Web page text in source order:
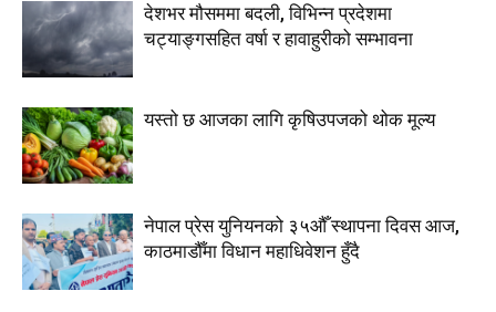
देशभर मौसममा बदली, विभिन्न प्रदेशमा
चट्याङ्गसहित वर्षा र हावाहुरीको सम्भावना
यस्तो छ आजका लागि कृषिउपजको थोक मूल्य
नेपाल प्रेस युनियनको ३५औँ स्थापना दिवस आज,
काठमाडौँमा विधान महाधिवेशन हुँदै